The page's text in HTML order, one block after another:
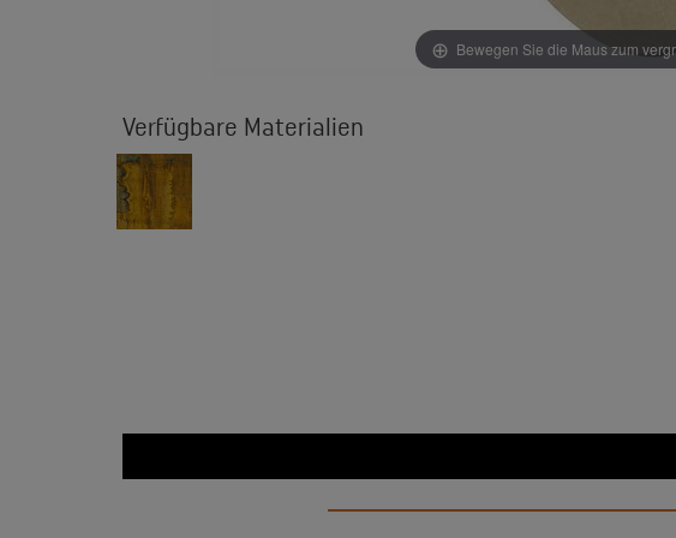
Bewegen Sie die Maus zum
Verfügbare Materialien